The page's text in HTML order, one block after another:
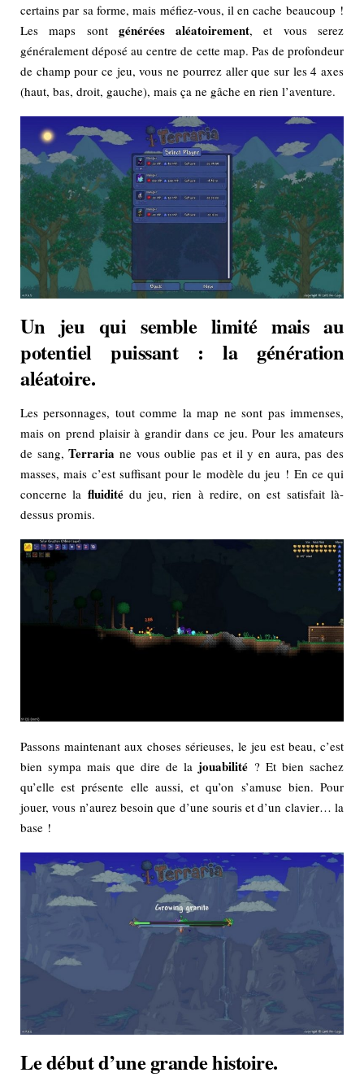
certains par sa forme, mais méfiez-vous, il en cache beaucoup !
Les maps sont générées aléatoirement, et vous serez
généralement déposé au centre de cette map. Pas de profondeur
de champ pour ce jeu, vous ne pourrez aller que sur les 4 axes
(haut, bas, droit, gauche), mais ça ne gâche en rien l’aventure.
Un jeu qui semble limité mais au
potentiel puissant : la génération
aléatoire.
Les personnages, tout comme la map ne sont pas immenses,
mais on prend plaisir à grandir dans ce jeu. Pour les amateurs
de sang,Terraria ne vous oublie pas et il y en aura, pas des
masses, mais c’est suffisant pour le modèle du jeu ! En ce qui
concerne la fluiditédu jeu, rien à redire, on est satisfait là-
dessus promis.
Passons maintenant aux choses sérieuses, le jeu est beau, c’est
bien sympa mais que dire de la jouabilité ? Et bien sachez
qu’elle est présente elle aussi, et qu’on s’amuse bien. Pour
jouer, vous n’aurez besoin que d’une souris et d’un clavier… la
base !
Le début d’une grande histoire.